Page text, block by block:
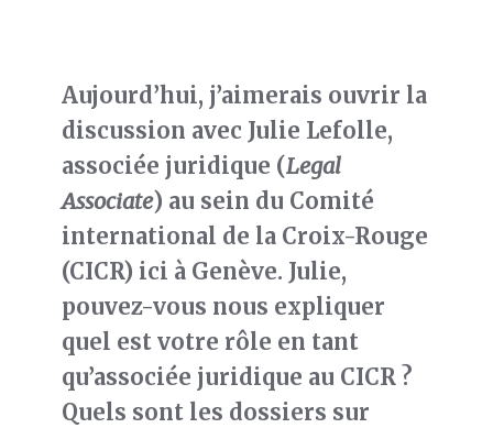
Aujourd’hui, j’aimerais ouvrir la
discussion avec Julie Lefolle,
associée juridique (Legal
Associate) au sein du Comité
international de la Croix-Rouge
(CICR) ici à Genève. Julie,
pouvez-vous nous expliquer
quel est votre rôle en tant
qu’associée juridique au CICR ?
Quels sont les dossiers sur